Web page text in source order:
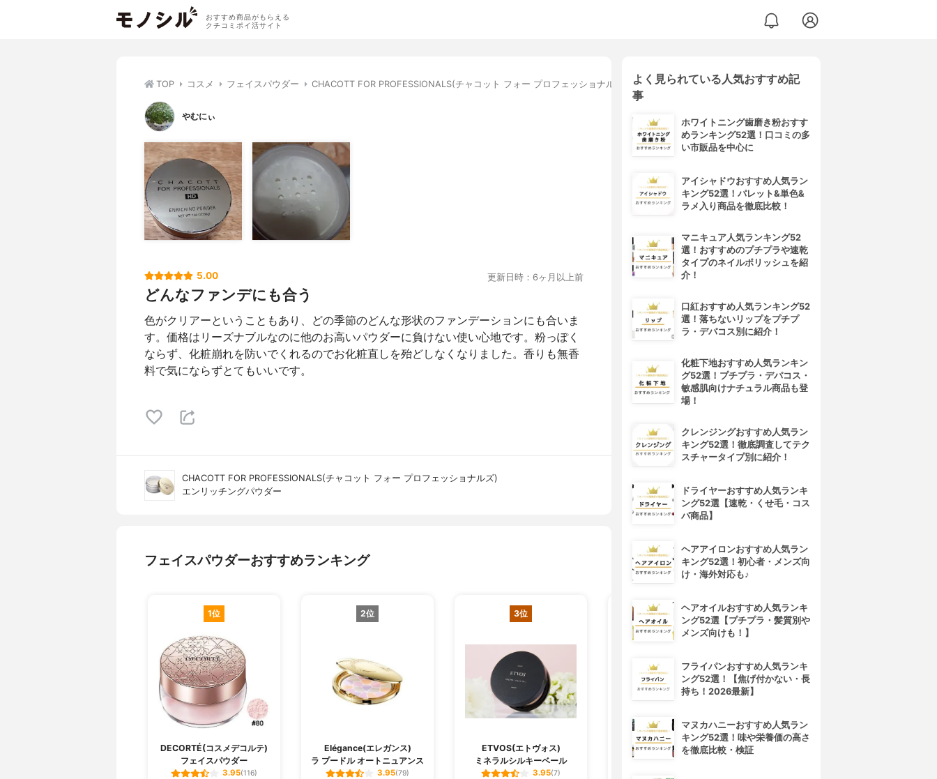
おすすめ商品がもらえる
クチコミポイ活サイト
TOP コスメ フェイスパウダー CHACOTT FOR PROFESSIONALS(チャコット フォー プロフェッショナルズ) エンリッチングパウダー
やむにぃ
5.00 更新日時：6ヶ月以上前
どんなファンデにも合う
色がクリアーということもあり、どの季節のどんな形状のファンデーションにも合いま
す。価格はリーズナブルなのに他のお高いパウダーに負けない使い心地です。粉っぽく
ならず、化粧崩れを防いでくれるのでお化粧直しを殆どしなくなりました。香りも無香
料で気にならずとてもいいです。
CHACOTT FOR PROFESSIONALS(チャコット フォー プロフェッショナルズ)
エンリッチングパウダー
フェイスパウダーおすすめランキング
1位
DECORTÉ(コスメデコルテ)
フェイスパウダー
3.95(116)
2位
Elégance(エレガンス)
ラ プードル オートニュアンス
3.95(79)
3位
ETVOS(エトヴォス)
ミネラルシルキーベール
3.95(7)
4位
ONLY MINERALS(オンリーミ
ネラル)
よく見られている人気おすすめ記
事
ホワイトニング歯磨き粉おすす
めランキング52選！口コミの多
い市販品を中心に
アイシャドウおすすめ人気ラン
キング52選！パレット&単色&
ラメ入り商品を徹底比較！
マニキュア人気ランキング52
選！おすすめのプチプラや速乾
タイプのネイルポリッシュを紹
介！
口紅おすすめ人気ランキング52
選！落ちないリップをプチプ
ラ・デパコス別に紹介！
化粧下地おすすめ人気ランキン
グ52選！プチプラ・デパコス・
敏感肌向けナチュラル商品も登
場！
クレンジングおすすめ人気ラン
キング52選！徹底調査してテク
スチャータイプ別に紹介！
ドライヤーおすすめ人気ランキ
ング52選【速乾・くせ毛・コス
パ商品】
ヘアアイロンおすすめ人気ラン
キング52選！初心者・メンズ向
け・海外対応も♪
ヘアオイルおすすめ人気ランキ
ング52選【プチプラ・髪質別や
メンズ向けも！】
フライパンおすすめ人気ランキ
ング52選！【焦げ付かない・長
持ち！2026最新】
マヌカハニーおすすめ人気ラン
キング52選！味や栄養価の高さ
を徹底比較・検証